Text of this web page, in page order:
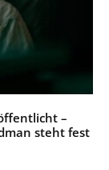
–
steht fest